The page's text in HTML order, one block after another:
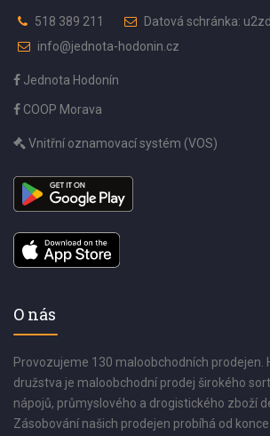
518 389 211
Datová schránka:
info@jednota-hodonin.cz
Jednota Hodonín
COOP Morava
Vnitřní oznamovací systém (VOS)
O nás
Provozujeme 130 maloobchodních prodejen.
družstva je maloobchodní prodej širokého
nápojů, průmyslového a drogistického zboží
Zásobování našich prodejen probíhá od